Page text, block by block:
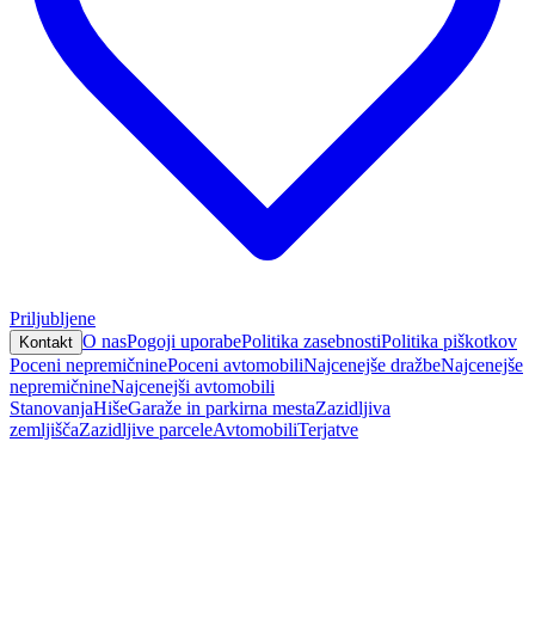
Priljubljene
Kontakt O nasPogoji uporabePolitika zasebnostiPolitika piškotkov
Poceni nepremičninePoceni avtomobiliNajcenejše dražbeNajcenejše
nepremičnineNajcenejši avtomobili
StanovanjaHišeGaraže in parkirna mestaZazidljiva
zemljiščaZazidljive parceleAvtomobiliTerjatve